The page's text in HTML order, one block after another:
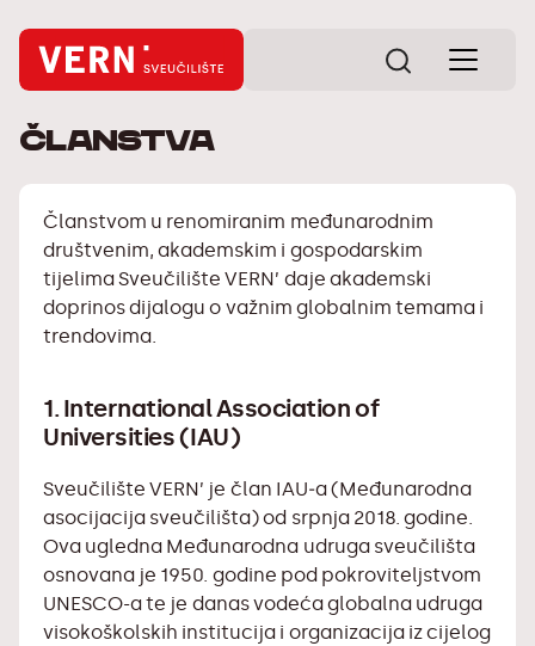
Članstva
Članstvom u renomiranim međunarodnim
društvenim, akademskim i gospodarskim
tijelima Sveučilište VERN’ daje akademski
doprinos dijalogu o važnim globalnim temama i
trendovima.
1. International Association of
Universities (IAU)
Sveučilište VERN’ je član IAU‑a(Međunarodna
asocijacija sveučilišta) od srpnja 2018. godine.
Ova ugledna Međunarodna udruga sveučilišta
osnovana je 1950. godine pod pokroviteljstvom
UNESCO-a te je danas vodeća globalna udruga
visokoškolskih institucija i organizacija iz cijelog